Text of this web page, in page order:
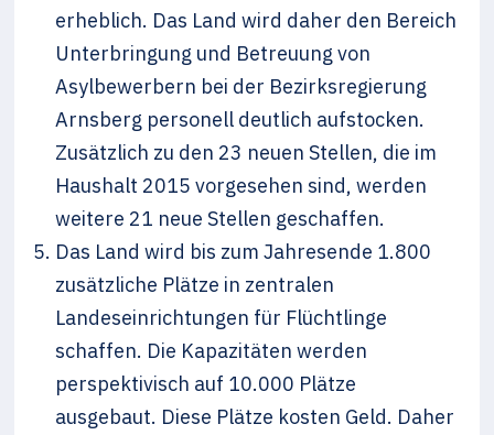
erheblich. Das Land wird daher den Bereich
Unterbringung und Betreuung von
Asylbewerbern bei der Bezirksregierung
Arnsberg personell deutlich aufstocken.
Zusätzlich zu den 23 neuen Stellen, die im
Haushalt 2015 vorgesehen sind, werden
weitere 21 neue Stellen geschaffen.
Das Land wird bis zum Jahresende 1.800
zusätzliche Plätze in zentralen
Landeseinrichtungen für Flüchtlinge
schaffen. Die Kapazitäten werden
perspektivisch auf 10.000 Plätze
ausgebaut. Diese Plätze kosten Geld. Daher